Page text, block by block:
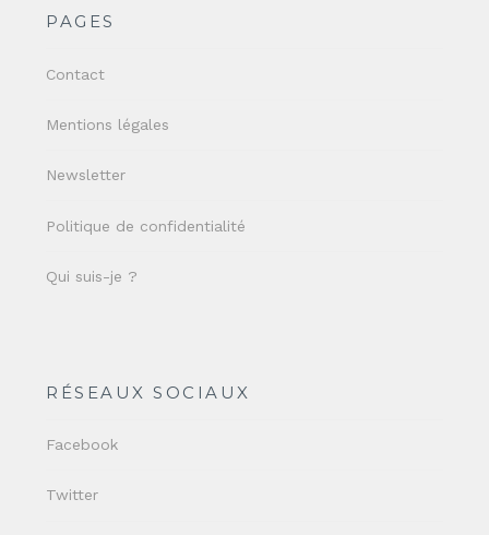
PAGES
Contact
Mentions légales
Newsletter
Politique de confidentialité
Qui suis-je ?
RÉSEAUX SOCIAUX
Facebook
Twitter